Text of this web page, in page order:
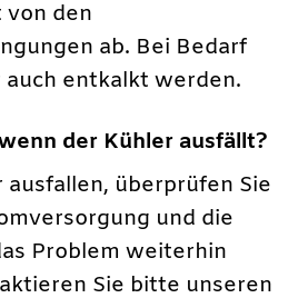
den
ab. Bei Bedarf
entkalkt werden.
der Kühler ausfällt?
überprüfen Sie
und die
Problem weiterhin
Sie bitte unseren